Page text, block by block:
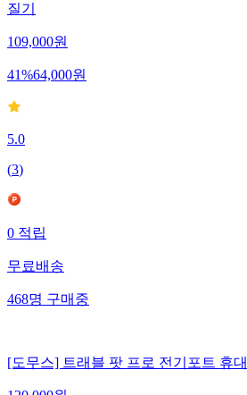
질기
109,000원
41%64,000원
5.0
(3)
0 적립
무료배송
468명 구매중
[도무스] 트래블 팟 프로 전기포트 휴